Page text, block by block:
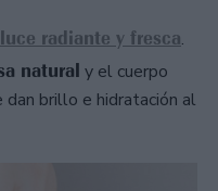
radiante y fresca.
natural y el cuerpo
brillo e hidratación al